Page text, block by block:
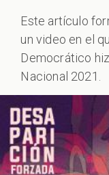
Este artículo
un video en el
Democrático
Nacional 2021.